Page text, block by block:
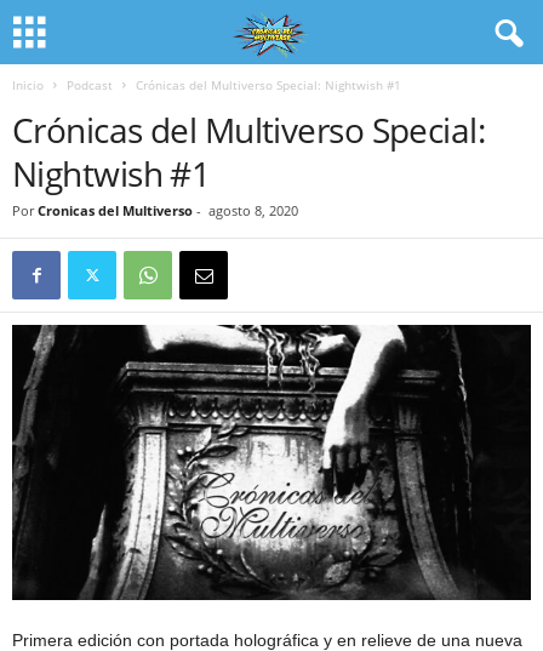
Inicio Podcast Crónicas del Multiverso Special: Nightwish #1
Crónicas del Multiverso Special:
Nightwish #1
Por Cronicas del Multiverso - agosto 8, 2020
Primera edición con portada holográfica y en relieve de una nueva